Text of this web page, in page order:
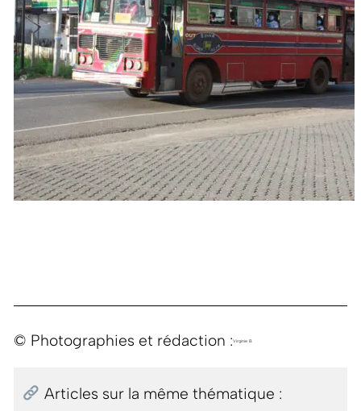
© Photographies et rédaction :Virginie B.
Articles sur la même thématique :